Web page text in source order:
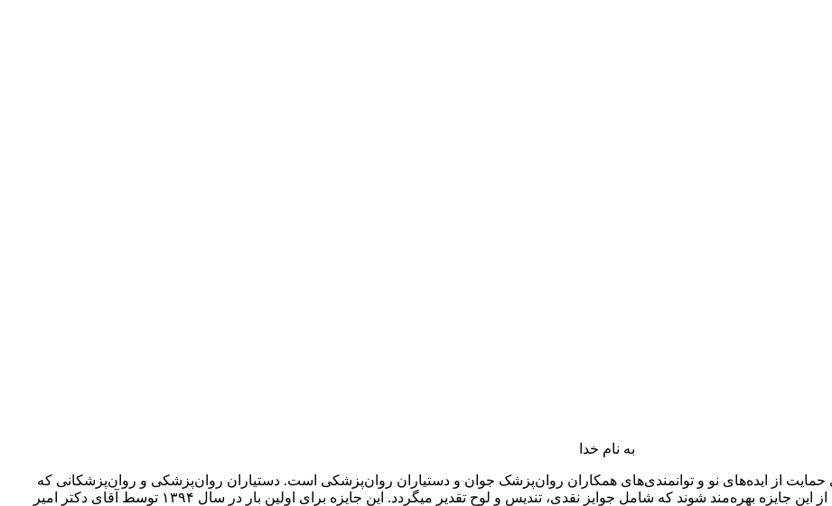
به نام خدا
حمایت از ایده‌های نو و توانمندی‌های همکاران روان‌پزشک جوان و دستیاران روان‌‌پزشکی است. دستیاران روان‌پزشکی و روان‌پزشکانی که
کمتر از ۵ سال از آغاز فعالیت حرفه‌ای آنان گذشته باشد می‌توانند از این جایزه بهره‌مند شوند که شامل جوایز نقدی، تندیس و لوح تقدیر میگردد. این جایزه برای اولین بار در سال ۱۳۹۴ توسط آقای دکتر امیر